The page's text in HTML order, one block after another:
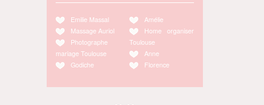
Emilie Massal
Massage Auriol
Photographe
mariage Toulouse
Godiche
Amélie
Home organiser
Toulouse
Anne
Florence